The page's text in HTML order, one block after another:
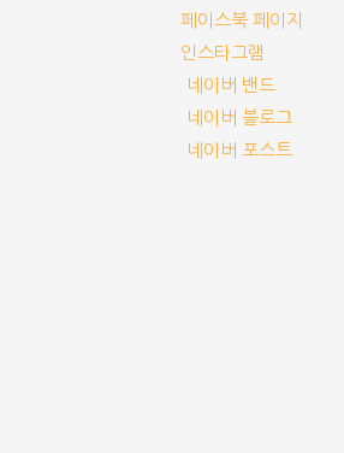
페이스북 페이지
인스타그램
네이버 밴드
네이버 블로그
네이버 포스트